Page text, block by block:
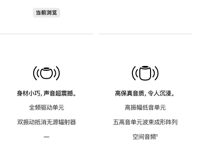
当前浏览
身材小巧，声音超震撼。
全频驱动单元
双振动抵消无源辐射器
—
高保真音质，令人沉浸。
高振幅低音单元
五高音单元波束成形阵列
空间音频脚
¹